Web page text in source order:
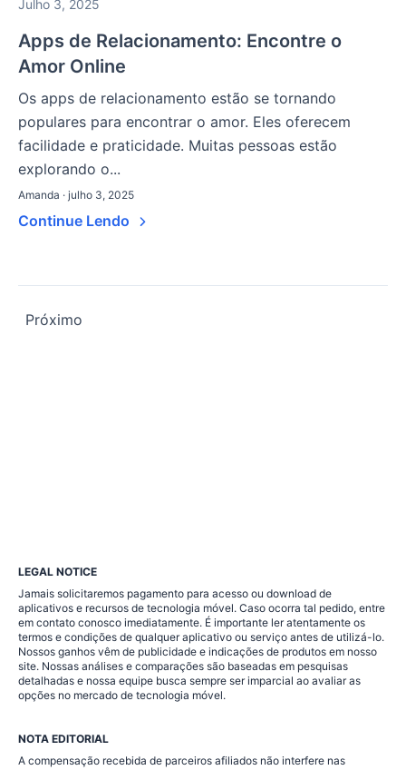
Julho 3, 2025
Apps de Relacionamento: Encontre o
Amor Online
Os apps de relacionamento estão se tornando
populares para encontrar o amor. Eles oferecem
facilidade e praticidade. Muitas pessoas estão
explorando o...
Amanda · julho 3, 2025
Continue Lendo
Os
incorporado
(por
exemplo,
vídeos,
artigos,
Próximo
LEGAL NOTICE
Jamais solicitaremos pagamento para acesso ou download de
aplicativos e recursos de tecnologia móvel. Caso ocorra tal pedido, entre
em contato conosco imediatamente. É importante ler atentamente os
termos e condições de qualquer aplicativo ou serviço antes de utilizá-lo.
Nossos ganhos vêm de publicidade e indicações de produtos em nosso
site. Nossas análises e comparações são baseadas em pesquisas
detalhadas e nossa equipe busca sempre ser imparcial ao avaliar as
opções no mercado de tecnologia móvel.
NOTA EDITORIAL
A compensação recebida de parceiros afiliados não interfere nas